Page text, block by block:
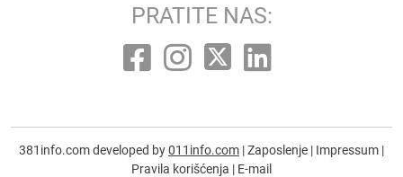
PRATITE NAS:
381info.com developed by011info.com |Zaposlenje | Impressum |
Pravila korišćenja | E-mail